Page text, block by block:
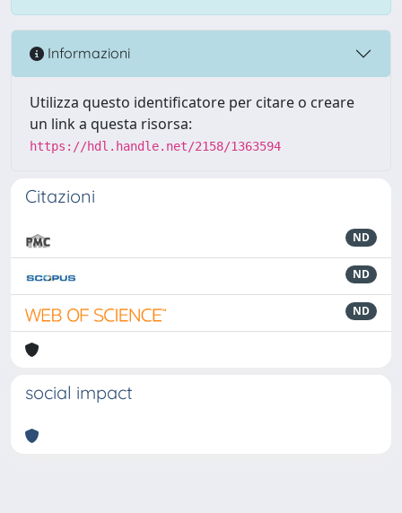
Informazioni
Utilizza questo identificatore per citare o creare
un link a questa risorsa:
https://hdl.handle.net/2158/1363594
Citazioni
ND
ND
ND
social impact